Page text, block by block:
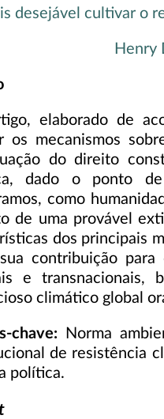
desejável cultivar o
Henry
elaborado de
os mecanismos
do direito
dado o ponto
como
de uma provável
dos principais
contribuição para
e transnacionais,
climático global
chave: Norma
de resistência
política.